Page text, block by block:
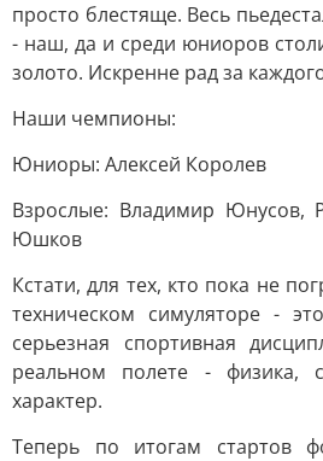
просто блестяще. Весь
- наш, да и среди юниоров
золото. Искренне рад за
Наши чемпионы:
Юниоры: Алексей Королев
Взрослые: Владимир Юнусов,
Юшков
Кстати, для тех, кто пока не
техническом симуляторе -
серьезная спортивная
реальном полете - физика,
характер.
Теперь по итогам стартов